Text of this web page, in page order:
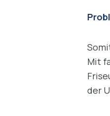
Mit
der